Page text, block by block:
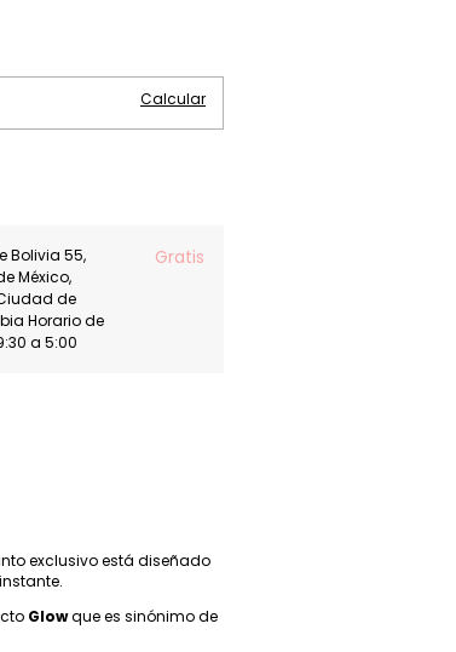
Calcular
Bolivia 55,
México,
de
Horario de
a 5:00
Gratis
exclusivo está diseñado
Glowque es sinónimo de